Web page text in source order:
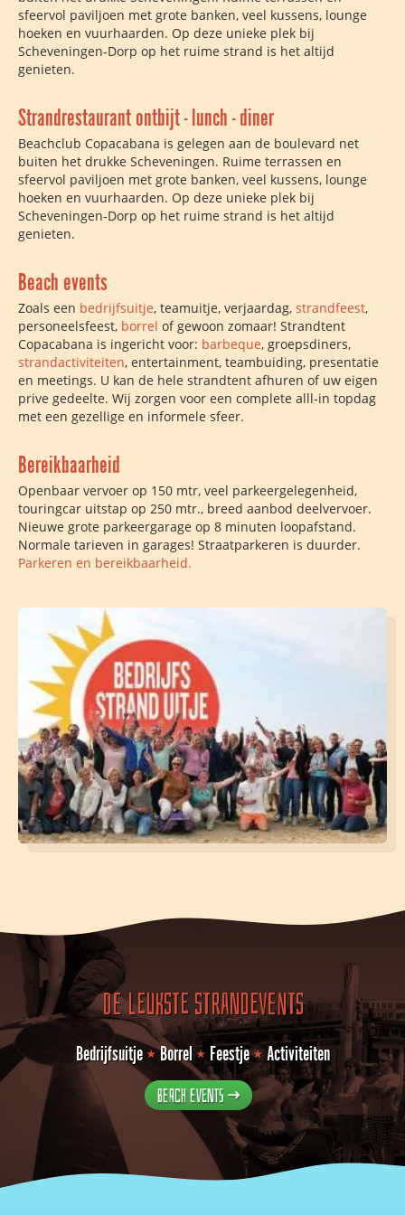
sfeervol paviljoen met grote banken, veel kussens, lounge
hoeken en vuurhaarden. Op deze unieke plek bij
Scheveningen-Dorp op het ruime strand is het altijd
genieten.
Strandrestaurant ontbijt - lunch - diner
Beachclub Copacabana is gelegen aan de boulevard net
buiten het drukke Scheveningen. Ruime terrassen en
sfeervol paviljoen met grote banken, veel kussens, lounge
hoeken en vuurhaarden. Op deze unieke plek bij
Scheveningen-Dorp op het ruime strand is het altijd
genieten.
Beach events
Zoals een bedrijfsuitje, teamuitje, verjaardag, strandfeest,
personeelsfeest, borrel of gewoon zomaar! Strandtent
Copacabana is ingericht voor: barbeque, groepsdiners,
strandactiviteiten, entertainment, teambuiding, presentatie
en meetings. U kan de hele strandtent afhuren of uw eigen
prive gedeelte. Wij zorgen voor een complete alll-in topdag
met een gezellige en informele sfeer.
Bereikbaarheid
Openbaar vervoer op 150 mtr, veel parkeergelegenheid,
touringcar uitstap op 250 mtr., breed aanbod deelvervoer.
Nieuwe grote parkeergarage op 8 minuten loopafstand.
Normale tarieven in garages! Straatparkeren is duurder.
Parkeren en bereikbaarheid.
De leukste strandevents
Bedrijfsuitje⭑Borrel⭑ Feestje⭑Activiteiten
Beach events